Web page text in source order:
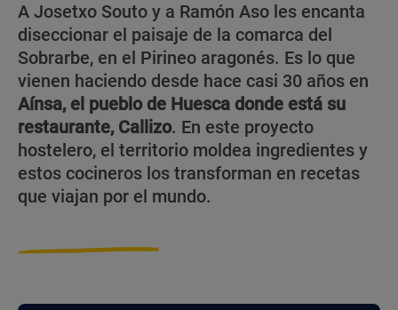
A Josetxo Souto y a Ramón Aso les encanta
diseccionar el paisaje de la comarca del
Sobrarbe, en el Pirineo aragonés. Es lo que
vienen haciendo desde hace casi 30 años en
Aínsa, el pueblo de Huesca donde está su
restaurante, Callizo. En este proyecto
hostelero, el territorio moldea ingredientes y
estos cocineros los transforman en recetas
que viajan por el mundo.